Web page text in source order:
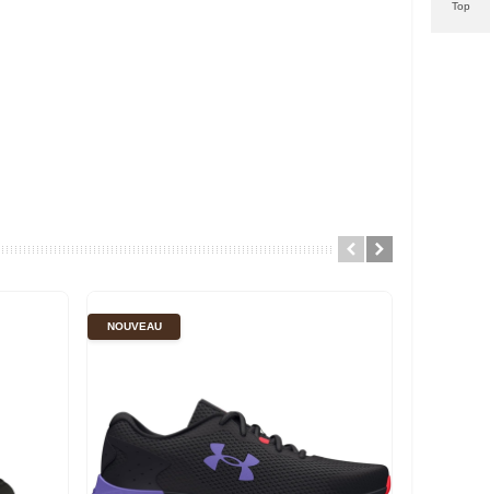
NOUVEAU
Top